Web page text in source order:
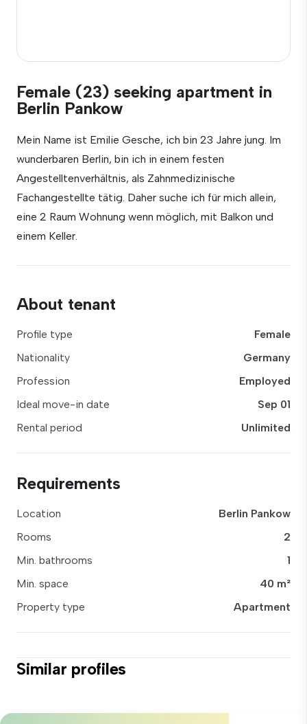
Female (23) seeking apartment in
Berlin Pankow
Mein Name ist Emilie Gesche, ich bin 23 Jahre jung. Im
wunderbaren Berlin, bin ich in einem festen
Angestelltenverhältnis, als Zahnmedizinische
Fachangestellte tätig. Daher suche ich für mich allein,
eine 2 Raum Wohnung wenn möglich, mit Balkon und
einem Keller.
About tenant
Profile type
Female
Nationality
Germany
Profession
Employed
Ideal move-in date
Sep 01
Rental period
Unlimited
Requirements
Location
Berlin Pankow
Rooms
2
Min. bathrooms
1
Min. space
40 m²
Property type
Apartment
Similar profiles